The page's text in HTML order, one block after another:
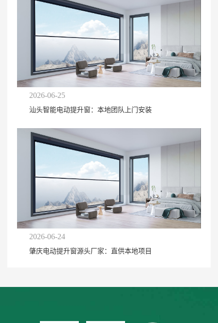
2026-06-25
汕头智能电动提升窗：本地团队上门安装
2026-06-24
肇庆电动提升窗源头厂家：直供本地项目